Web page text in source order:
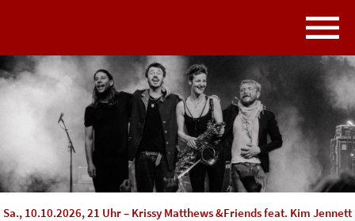
Sa., 10.10.2026, 21 Uhr – Krissy Matthews &Friends feat. Kim Jennett